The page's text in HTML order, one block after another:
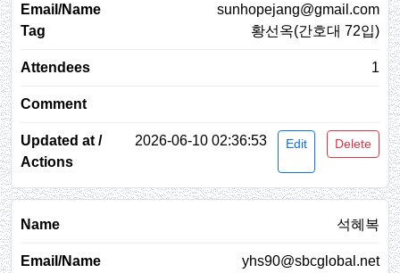
sunhopejang@gmail.com
황선옥(간호대 72입)
1
2026-06-10 02:36:53 Edit Delete
석혜복
yhs90@sbcglobal.net